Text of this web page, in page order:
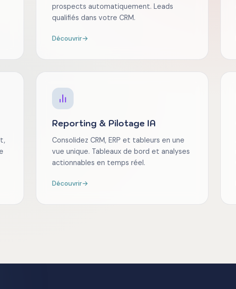
prospects automatiquement. Leads
qualifiés dans votre CRM.
Découvrir→
Reporting & Pilotage IA
Consolidez CRM, ERP et tableurs en une
vue unique. Tableaux de bord et analyses
actionnables en temps réel.
Découvrir→